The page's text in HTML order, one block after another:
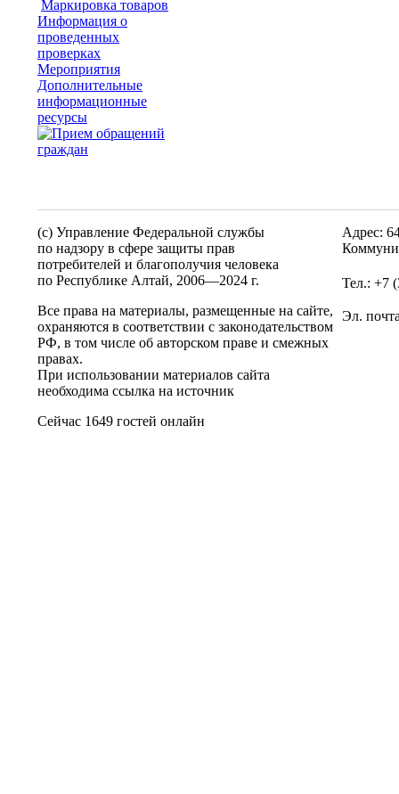
Маркировка товаров
Информация о
проведенных
проверках
Мероприятия
Дополнительные
информационные
ресурсы
(c) Управление Федеральной службы
по надзору в сфере защиты прав
потребителей и благополучия человека
по Республике Алтай, 2006—2024 г.
Все права на материалы, размещенные на сайте,
охраняются в соответствии с законодательством
РФ, в том числе об авторском праве и смежных
правах.
При использовании материалов сайта
необходима ссылка на источник
Сейчас 1649 гостей онлайн
Адрес:
Тел.: +7
Эл.